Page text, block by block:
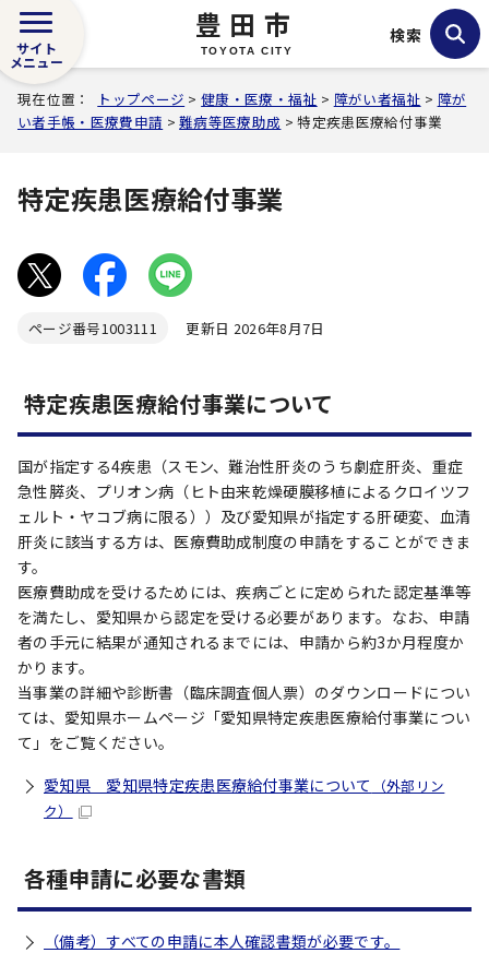
豊田市
TOYOTA CITY
サイト
メニュー
検索
現在位置： トップページ >健康・医療・福祉 > 障がい者福祉 > 障が
い者手帳・医療費申請 >難病等医療助成 > 特定疾患医療給付事業
特定疾患医療給付事業
ページ番号1003111 更新日 2026年8月7日
特定疾患医療給付事業について
国が指定する4疾患（スモン、難治性肝炎のうち劇症肝炎、重症
急性膵炎、プリオン病（ヒト由来乾燥硬膜移植によるクロイツフ
ェルト・ヤコブ病に限る））及び愛知県が指定する肝硬変、血清
肝炎に該当する方は、医療費助成制度の申請をすることができま
す。
医療費助成を受けるためには、疾病ごとに定められた認定基準等
を満たし、愛知県から認定を受ける必要があります。なお、申請
者の手元に結果が通知されるまでには、申請から約3か月程度か
かります。
当事業の詳細や診断書（臨床調査個人票）のダウンロードについ
ては、愛知県ホームページ「愛知県特定疾患医療給付事業につい
て」をご覧ください。
愛知県 愛知県特定疾患医療給付事業について
（外部リン
ク）
各種申請に必要な書類
（備考）すべての申請に本人確認書類が必要です。